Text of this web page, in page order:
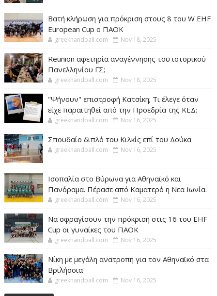
Βατή κλήρωση για πρόκριση στους 8 του W EHF
European Cup ο ΠΑΟΚ
greekhandball.com Nov 18, 2025
Reunion αφετηρία αναγέννησης του ιστορικού
Πανελληνίου ΓΣ;
greekhandball.com Nov 18, 2025
"Ψήνουν" επιστροφή Κατσίκη; Τι έλεγε όταν
είχε παραιτηθεί από την Προεδρία της ΚΕΔ;
greekhandball.com Nov 16, 2025
Σπουδαίο διπλό του Κιλκίς επί του Δούκα
greekhandball.com Nov 16, 2025
Ισοπαλία στο Βύρωνα για Αθηναϊκό και
Πανόραμα. Πέρασε από Καματερό η Νεα Ιωνία.
greekhandball.com Nov 16, 2025
Να σφραγίσουν την πρόκριση στις 16 του EHF
Cup οι γυναίκες του ΠΑΟΚ
greekhandball.com Nov 16, 2025
Νίκη με μεγάλη ανατροπή για τον Αθηναϊκό στα
Βριλήσσια
greekhandball.com Nov 16, 2025